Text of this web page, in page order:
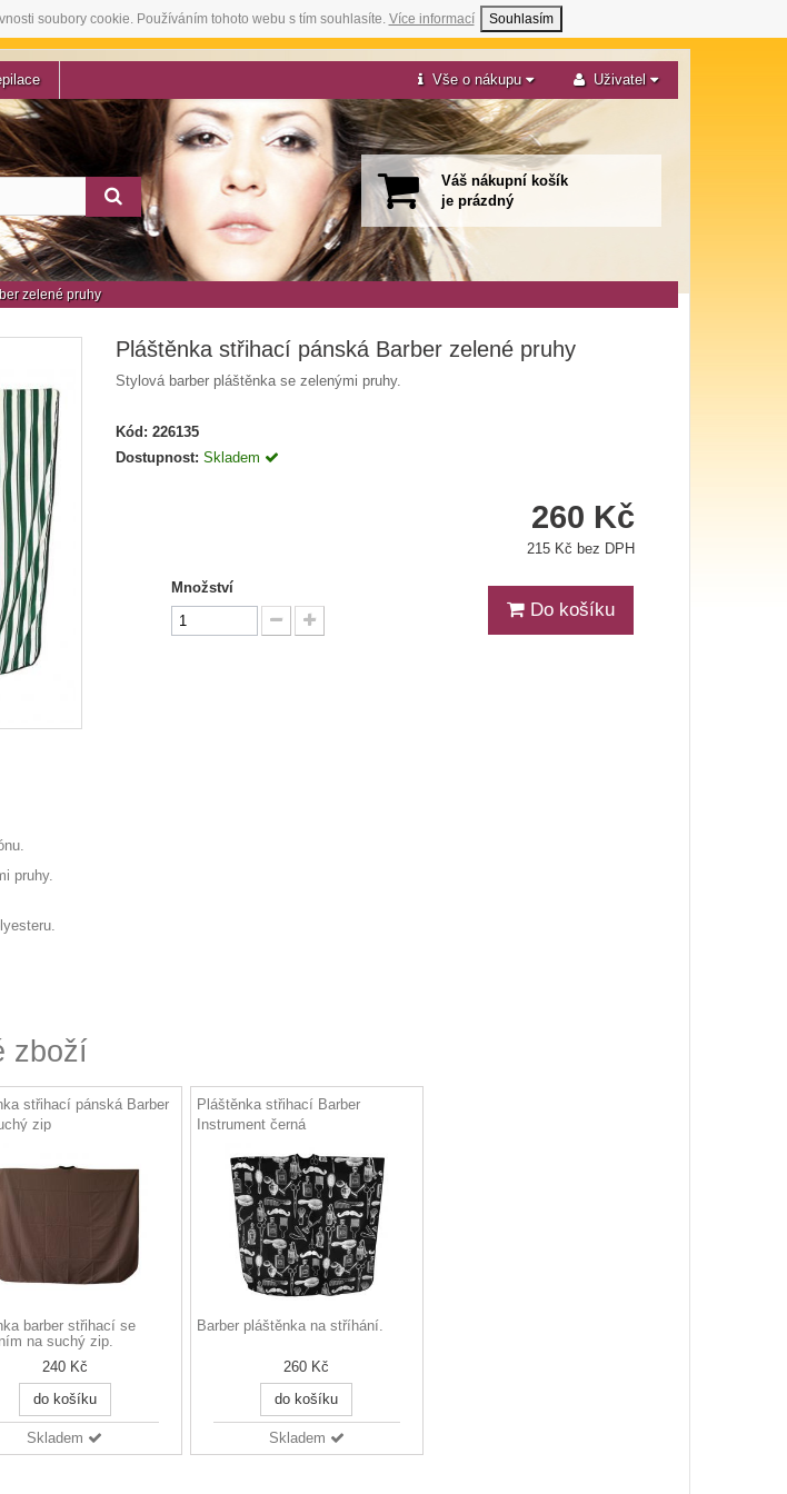
soubory cookie. Používáním tohoto webu s tím souhlasíte. Více informací Souhlasím
Vše o nákupu Uživatel
Váš nákupní košík
je prázdný
zelené pruhy
Pláštěnka střihací pánská Barber zelené pruhy
Stylová barber pláštěnka se zelenými pruhy.
Kód: 226135
Dostupnost: Skladem
260 Kč
215 Kč bez DPH
Množství
Do košíku
pruhy.
zboží
střihací pánská Barber
zip
barber střihací se
na suchý zip.
240 Kč
do košíku
Skladem
Pláštěnka střihací Barber
Instrument černá
Barber pláštěnka na stříhání.
260 Kč
do košíku
Skladem